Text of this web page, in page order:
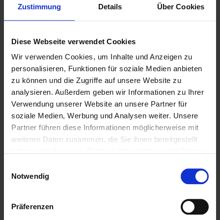
Zustimmung Details Über Cookies
Diese Webseite verwendet Cookies
Wir verwenden Cookies, um Inhalte und Anzeigen zu
personalisieren, Funktionen für soziale Medien anbieten
zu können und die Zugriffe auf unsere Website zu
analysieren. Außerdem geben wir Informationen zu Ihrer
Verwendung unserer Website an unsere Partner für
soziale Medien, Werbung und Analysen weiter. Unsere
Partner führen diese Informationen möglicherweise mit
weiteren Daten zusammen, die Sie ihnen bereitgestellt
Notwendig
Präferenzen
Eine Scheidung bedeutet nicht nur das rechtliche Ende
müssen:
Sorgerecht und Umgangsrecht
Die Frage, wo die Kinder leben und wie die
Besuchszeiten organisiert werden, ist besonders
sensibel. Es kann Allein- oder gemeinsames
Sorgerecht vereinbart werden – immer im Sinne des
Kindeswohls.
Kindesunterhalt
Dazu gehören Grundkosten für Ernährung,
nach dem Bedarf der Kinder und der
In der Regel bleibt die Wohnung den Kindern und